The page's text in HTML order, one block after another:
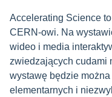
Accelerating Science
CERN-owi. Na
wideo i media
zwiedzających cudami
wystawę będzie
elementarnych i